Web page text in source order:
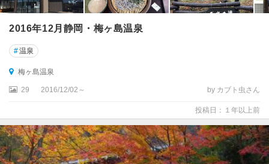
2016年12月静岡・梅ヶ島温泉
#温泉
梅ヶ島温泉
29 2016/12/02～ by カブト虫さん
投稿日：１年以上前